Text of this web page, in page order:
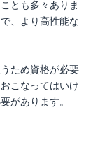
とも多々ありま
、より高性能な
ため資格が必要
こなってはいけ
があります。